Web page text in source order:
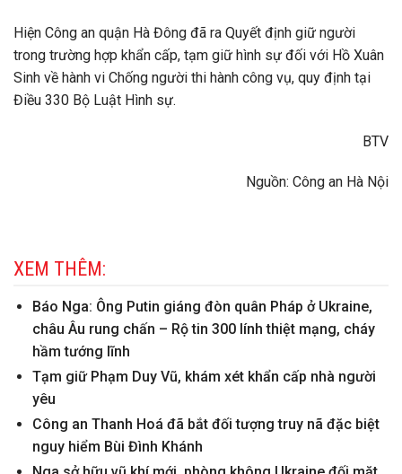
Hiện Công an quận Hà Đông đã ra Quyết định giữ người
trong trường hợp khẩn cấp, tạm giữ hình sự đối với Hồ Xuân
Sinh về hành vi Chống người thi hành công vụ, quy định tại
Điều 330 Bộ Luật Hình sự.
BTV
Nguồn: Công an Hà Nội
XEM THÊM:
Báo Nga: Ông Putin giáng đòn quân Pháp ở Ukraine,
châu Âu rung chấn – Rộ tin 300 lính thiệt mạng, cháy
hầm tướng lĩnh
Tạm giữ Phạm Duy Vũ, khám xét khẩn cấp nhà người
yêu
Công an Thanh Hoá đã bắt đối tượng truy nã đặc biệt
nguy hiểm Bùi Đình Khánh